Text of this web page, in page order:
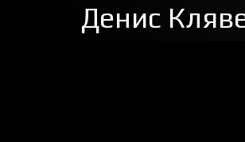
Денис